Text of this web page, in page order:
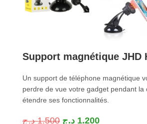
Support magnétique JHD
Un support de téléphone magnétique
perdre de vue votre gadget pendant
étendre ses fonctionnalités.
1.500 د.ج 1.200 د.ج